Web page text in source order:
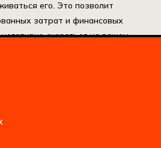
его. Это позволит
затрат и финансовых
сказаться на вашем